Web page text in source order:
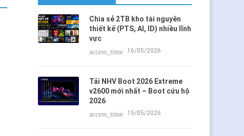
Chia sẻ 2TB kho tài nguyên
thiết kế (PTS, AI, ID) nhiều lĩnh
vực
access_time
16/05/2026
Tải NHV Boot 2026 Extreme
v2600 mới nhất – Boot cứu hộ
2026
access_time
15/05/2026